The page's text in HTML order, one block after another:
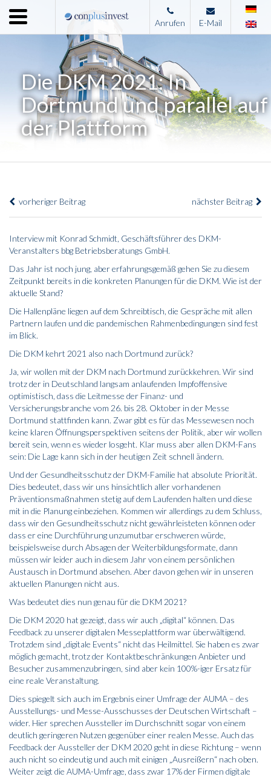
Menu
Home
Unternehmen
Leistungen
Immobilienangebote
News
Impressum
Anrufen E-Mail
Die DKM 2021: In
Dortmund und parallel auf
der Plattform
vorheriger Beitrag nächster Beitrag
Interview mit Konrad Schmidt, Geschäftsführer des DKM-
Veranstalters bbg Betriebsberatungs GmbH.
Das Jahr ist noch jung, aber erfahrungsgemäß gehen Sie zu diesem
Zeitpunkt bereits in die konkreten Planungen für die DKM. Wie ist der
aktuelle Stand?
Die Hallenpläne liegen auf dem Schreibtisch, die Gespräche mit allen
Partnern laufen und die pandemischen Rahmenbedingungen sind fest
im Blick.
Die DKM kehrt 2021 also nach Dortmund zurück?
Ja, wir wollen mit der DKM nach Dortmund zurückkehren. Wir sind
trotz der in Deutschland langsam anlaufenden Impfoffensive
optimistisch, dass die Leitmesse der Finanz- und
Versicherungsbranche vom 26. bis 28. Oktober in der Messe
Dortmund stattfinden kann. Zwar gibt es für das Messewesen noch
keine klaren Öffnungsperspektiven seitens der Politik, aber wir wollen
bereit sein, wenn es wieder losgeht. Klar muss aber allen DKM-Fans
sein: Die Lage kann sich in der heutigen Zeit schnell ändern.
Und der Gesundheitsschutz der DKM-Familie hat absolute Priorität.
Dies bedeutet, dass wir uns hinsichtlich aller vorhandenen
Präventionsmaßnahmen stetig auf dem Laufenden halten und diese
mit in die Planung einbeziehen. Kommen wir allerdings zu dem Schluss,
dass wir den Gesundheitsschutz nicht gewährleisteten können oder
dass er eine Durchführung unzumutbar erschweren würde,
beispielsweise durch Absagen der Weiterbildungsformate, dann
müssen wir leider auch in diesem Jahr von einem persönlichen
Austausch in Dortmund absehen. Aber davon gehen wir in unseren
aktuellen Planungen nicht aus.
Was bedeutet dies nun genau für die DKM 2021?
Die DKM 2020 hat gezeigt, dass wir auch „digital“ können. Das
Feedback zu unserer digitalen Messeplattform war überwältigend.
Trotzdem sind „digitale Events“ nicht das Heilmittel. Sie haben es zwar
möglich gemacht, trotz der Kontaktbeschränkungen Anbieter und
Besucher zusammenzubringen, sind aber kein 100%-iger Ersatz für
eine reale Veranstaltung.
Dies spiegelt sich auch im Ergebnis einer Umfrage der AUMA – des
Ausstellungs- und Messe-Ausschusses der Deutschen Wirtschaft –
wider. Hier sprechen Aussteller im Durchschnitt sogar von einem
deutlich geringeren Nutzen gegenüber einer realen Messe. Auch das
Feedback der Aussteller der DKM 2020 geht in diese Richtung – wenn
auch nicht so eindeutig und auch mit einigen „Ausreißern“ nach oben.
Weiter zeigt die AUMA-Umfrage, dass zwar 17% der Firmen digitale